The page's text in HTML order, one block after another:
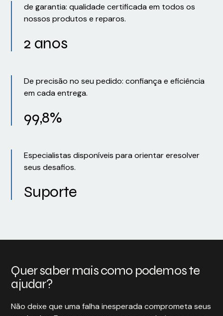
de garantia: qualidade certificada em todos os
nossos produtos e reparos.
2 anos
De precisão no seu pedido: confiança e eficiência
em cada entrega.
99,8%
Especialistas disponíveis para orientar eresolver
seus desafios.
Suporte
Quer saber mais como podemos te
ajudar?
Não deixe que uma falha inesperada comprometa seus